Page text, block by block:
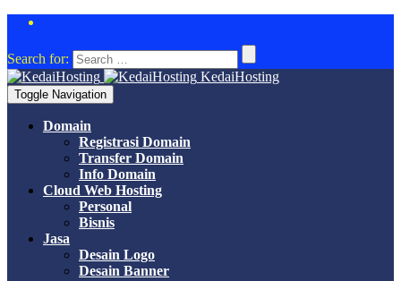
Search for:
KedaiHosting
Toggle Navigation
Domain
Registrasi Domain
Transfer Domain
Info Domain
Cloud Web Hosting
Personal
Bisnis
Jasa
Desain Logo
Desain Banner